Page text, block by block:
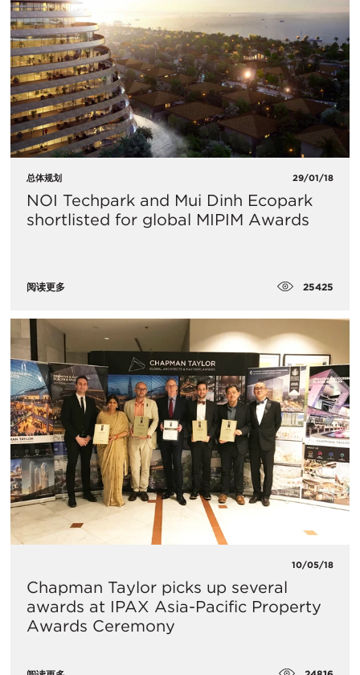
总体规划 29/01/18
NOI Techpark and Mui Dinh Ecopark
shortlisted for global MIPIM Awards
阅读更多 25425
10/05/18
Chapman Taylor picks up several
awards at IPAX Asia-Pacific Property
Awards Ceremony